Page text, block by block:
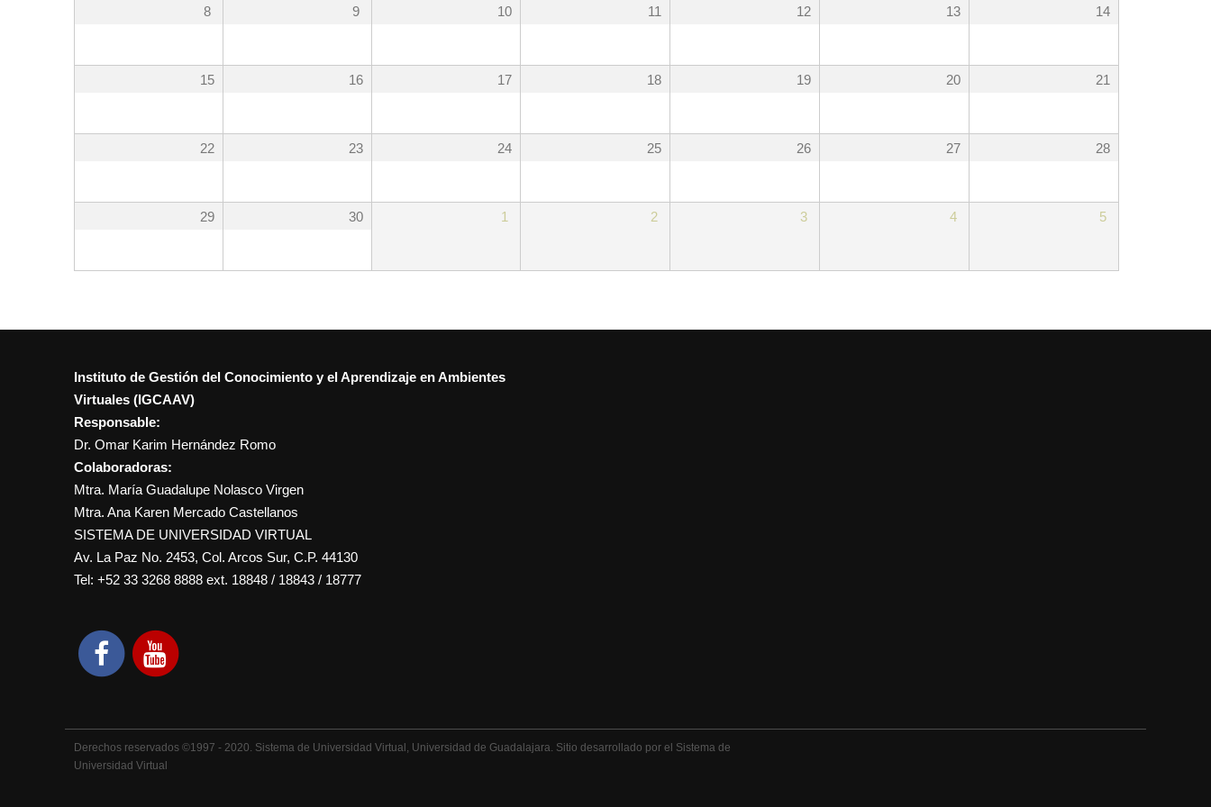
8 9 10 11 12 13 14
15 16 17 18 19 20 21
22 23 24 25 26 27 28
29 30 1 2 3 4 5
Instituto de Gestión del Conocimiento y el Aprendizaje en Ambientes
Virtuales (IGCAAV)
Responsable:
Dr. Omar Karim Hernández Romo
Colaboradoras:
Mtra. María Guadalupe Nolasco Virgen
Mtra. Ana Karen Mercado Castellanos
SISTEMA DE UNIVERSIDAD VIRTUAL
Av. La Paz No. 2453, Col. Arcos Sur, C.P. 44130
Tel: +52 33 3268 8888‏ ext. 18848 / 18843 / 18777
Derechos reservados ©1997 - 2020. Sistema de Universidad Virtual, Universidad de Guadalajara. Sitio desarrollado por el Sistema de
Universidad Virtual